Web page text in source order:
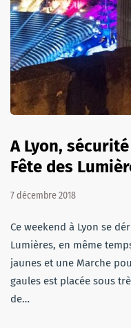
A Lyon,
Fête des
7 décembre 2018
Ce weekend à Lyon se
Lumières, en même
jaunes et une Marche
gaules est placée sous
de…